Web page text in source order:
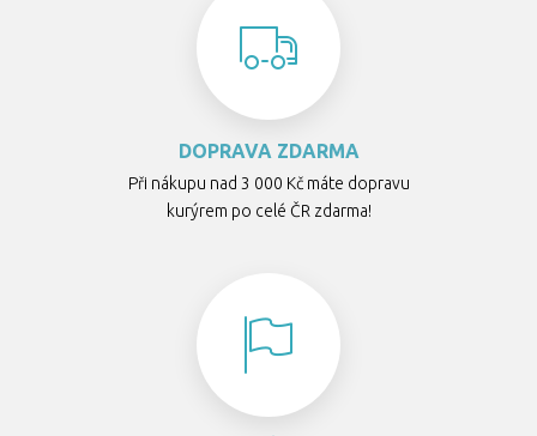
DOPRAVA ZDARMA
Při nákupu nad 3 000 Kč máte dopravu
kurýrem po celé ČR zdarma!